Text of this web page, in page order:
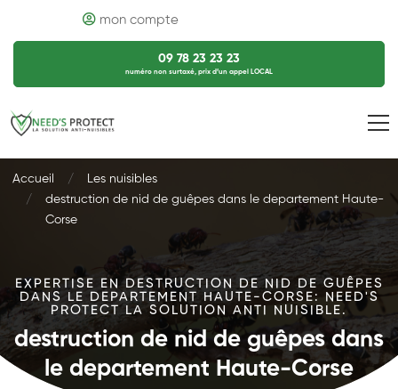
mon compte
09 78 23 23 23
numéro non surtaxé, prix d’un appel LOCAL
Accueil
Les nuisibles
destruction de nid de guêpes dans le departement Haute-
Corse
EXPERTISE EN DESTRUCTION DE NID DE GUÊPES
DANS LE DEPARTEMENT HAUTE-CORSE: NEED'S
PROTECT LA SOLUTION ANTI NUISIBLE.
destruction de nid de guêpes dans
le departement Haute-Corse